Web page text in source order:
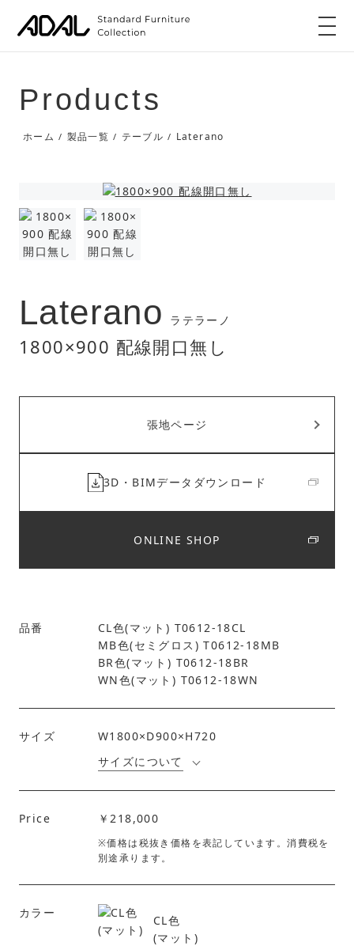
Products
ホーム / 製品一覧 / テーブル / Laterano
Laterano ラテラーノ
1800×900 配線開口無し
張地ページ
3D・BIMデータダウンロード
ONLINE SHOP
品番
CL色(マット) T0612-18CL
MB色(セミグロス) T0612-18MB
BR色(マット) T0612-18BR
WN色(マット) T0612-18WN
サイズ
W1800×D900×H720
サイズについて
Price ￥218,000
※価格は税抜き価格を表記しています。消費税を
別途承ります。
カラー
CL色
(マット)